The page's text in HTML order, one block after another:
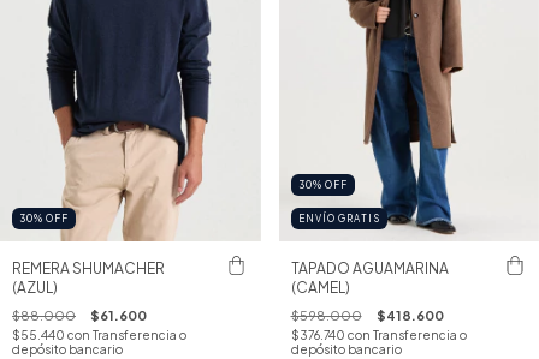
30% OFF
REMERA SHUMACHER
(AZUL)
$88.000 $61.600
$55.440 con Transferencia o
depósito bancario
30% OFF
ENVÍO GRATIS
TAPADO AGUAMARINA
(CAMEL)
$598.000 $418.600
$376.740 con Transferencia o
depósito bancario